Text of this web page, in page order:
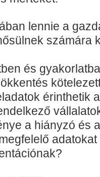
lennie a
számára
és
érinthetik
a hiányzó és